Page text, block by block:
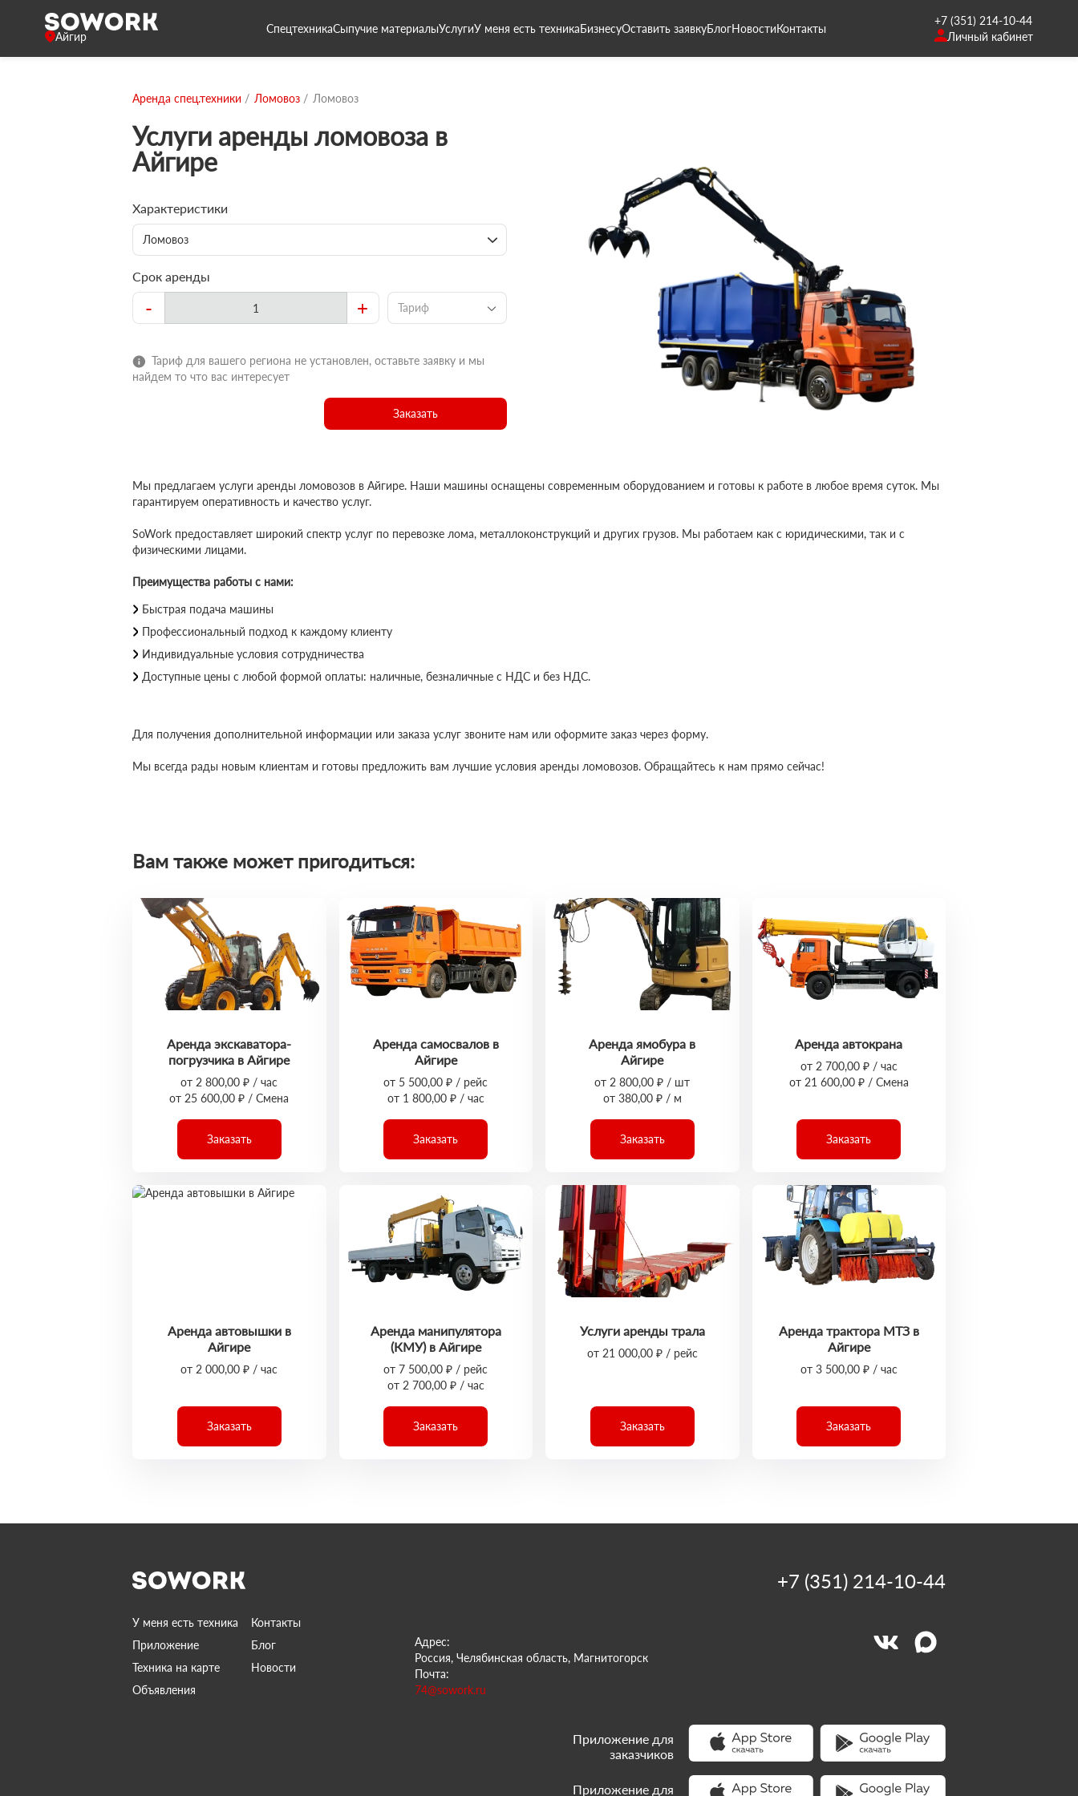
Айгир
СпецтехникаСыпучие материалыУслугиУ меня есть техникаБизнесуОставить заявкуБлогНовостиКонтакты
+7 (351) 214-10-44
Личный кабинет
Аренда спец.техники Ломовоз Ломовоз
Услуги аренды ломовоза в
Айгире
Характеристики
Ломовоз
Срок аренды
- + Тариф
Тариф для вашего региона не установлен, оставьте заявку и мы
найдем то что вас интересует
Заказать
Мы предлагаем услуги аренды ломовозов в Айгире. Наши машины оснащены современным оборудованием и готовы к работе в любое время суток. Мы
гарантируем оперативность и качество услуг.
SoWork предоставляет широкий спектр услуг по перевозке лома, металлоконструкций и других грузов. Мы работаем как с юридическими, так и с
физическими лицами.
Преимущества работы с нами:
Быстрая подача машины
Профессиональный подход к каждому клиенту
Индивидуальные условия сотрудничества
Доступные цены с любой формой оплаты: наличные, безналичные с НДС и без НДС.
Для получения дополнительной информации или заказа услуг звоните нам или оформите заказ через форму.
Мы всегда рады новым клиентам и готовы предложить вам лучшие условия аренды ломовозов. Обращайтесь к нам прямо сейчас!
Вам также может пригодиться:
Аренда экскаватора-
погрузчика в Айгире
от 2 800,00 ₽ / час
от 25 600,00 ₽ / Смена
Заказать
Аренда самосвалов в
Айгире
от 5 500,00 ₽ / рейс
от 1 800,00 ₽ / час
Заказать
Аренда ямобура в
Айгире
от 2 800,00 ₽ / шт
от 380,00 ₽ / м
Заказать
Аренда автокрана
от 2 700,00 ₽ / час
от 21 600,00 ₽ / Смена
Заказать
Аренда автовышки в
Айгире
от 2 000,00 ₽ / час
Заказать
Аренда манипулятора
(КМУ) в Айгире
от 7 500,00 ₽ / рейс
от 2 700,00 ₽ / час
Заказать
Услуги аренды трала
от 21 000,00 ₽ / рейс
Заказать
Аренда трактора МТЗ в
Айгире
от 3 500,00 ₽ / час
Заказать
У меня есть техника
Контакты
Приложение
Блог
Техника на карте
Новости
Объявления
Адрес:
Россия, Челябинская область, Магнитогорск
Почта:
74@sowork.ru
+7 (351) 214-10-44
Приложение для
заказчиков
Приложение для